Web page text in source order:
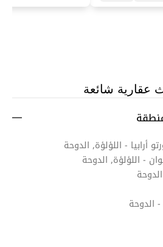
عقارية شائعة
أرابيا - اللؤلؤة, الدوحة
- اللؤلؤة, الدوحة
الدوحة